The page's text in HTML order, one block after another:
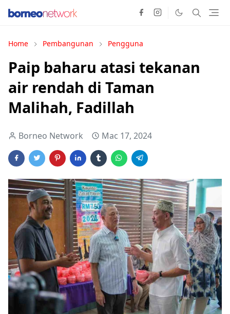
Home Pembangunan Pengguna
Paip baharu atasi tekanan
air rendah di Taman
Malihah, Fadillah
Borneo Network Mac 17, 2024